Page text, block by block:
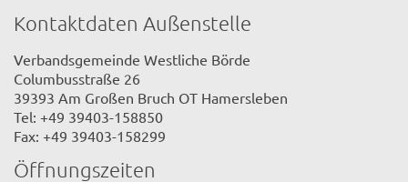
Kontaktdaten Außenstelle
Verbandsgemeinde Westliche Börde
Columbusstraße 26
39393 Am Großen Bruch OT Hamersleben
Tel: +49 39403-158850
Fax: +49 39403-158299
Öffnungszeiten